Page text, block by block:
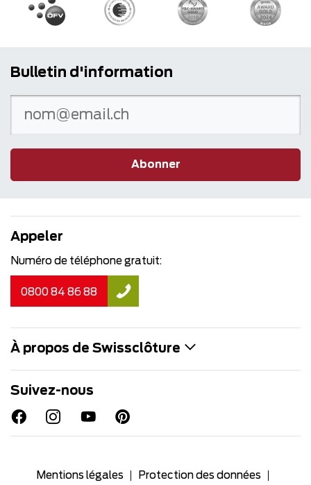
Bulletin d'information
Abonner
Appeler
Numéro de téléphone gratuit:
0800 84 86 88
À propos de Swissclôture
Suivez-nous
Mentions légales Protection des données